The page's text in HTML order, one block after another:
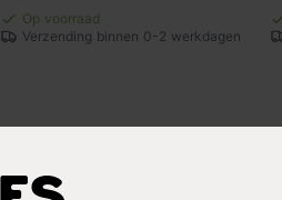
Op voorraad
Verzending binnen 0-2 werkdagen